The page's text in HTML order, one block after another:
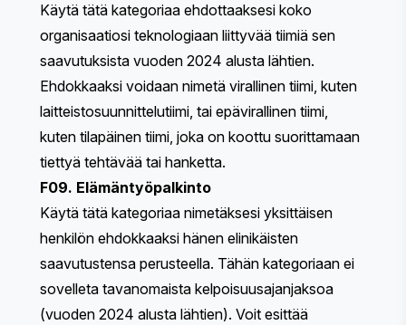
Käytä tätä kategoriaa ehdottaaksesi koko
organisaatiosi teknologiaan liittyvää tiimiä sen
saavutuksista vuoden 2024 alusta lähtien.
Ehdokkaaksi voidaan nimetä virallinen tiimi, kuten
laitteistosuunnittelutiimi, tai epävirallinen tiimi,
kuten tilapäinen tiimi, joka on koottu suorittamaan
tiettyä tehtävää tai hanketta.
F09. Elämäntyöpalkinto
Käytä tätä kategoriaa nimetäksesi yksittäisen
henkilön ehdokkaaksi hänen elinikäisten
saavutustensa perusteella. Tähän kategoriaan ei
sovelleta tavanomaista kelpoisuusajanjaksoa
(vuoden 2024 alusta lähtien). Voit esittää